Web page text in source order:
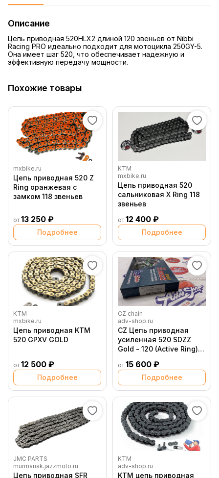
Описание
Цепь приводная 520HLX2 длиной 120 звеньев от Nibbi
Racing PRO идеально подходит для мотоцикла 250GY-5.
Она имеет шаг 520, что обеспечивает надежную и
эффективную передачу мощности.
Похожие товары
mxbike.ru
Цепь приводная 520 Z
Ring оранжевая с
замком 118 звеньев
от 13 250 ₽
Подробнее
KTM
mxbike.ru
Цепь приводная 520
сальниковая X Ring 118
звеньев
от 12 400 ₽
Подробнее
KTM
mxbike.ru
Цепь приводная KTM
520 GPXV GOLD
от 12 500 ₽
Подробнее
CZ chain
adv-shop.ru
CZ Цепь приводная
усиленная 520 SDZZ
Gold - 120 (Active Ring) (
от 15 600 ₽
Подробнее
JMC PARTS
murmansk.jazzmoto.ru
Цепь приводная SFR
KTM
adv-shop.ru
KTM цепь приводная